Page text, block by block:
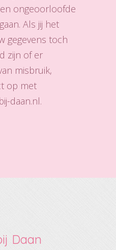
ongeoorloofde
Als jij het
gegevens toch
zijn of er
misbruik,
op met
daan.nl.
Daan